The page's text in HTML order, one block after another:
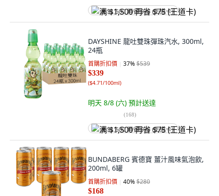
满 $1,500 再省 $75 (王道卡)
DAYSHINE 龍吐雙珠彈珠汽水, 300ml,
24瓶
首購折扣價 37%$539
$339
($4.71/100ml)
明天 8/8 (六) 預計送達
(168)
满 $1,500 再省 $75 (王道卡)
BUNDABERG 賓德寶 薑汁風味氣泡飲,
200ml, 6罐
首購折扣價 40%$280
$168